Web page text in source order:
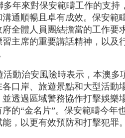
年來對保安範疇工作的支持
通順暢且卓有成效。保安範
全體人員團結擔當的工作要
主席的重要講話精神，以及
活動治安風險時表示，本澳
口岸、旅遊景點和大型活
透過區域警務協作打擊娛
的“金名片”。保安範疇今年
，以更有效預防和打擊犯罪。